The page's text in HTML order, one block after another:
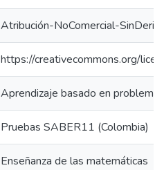
Atribución-NoComercial-
https://creativecommons.org/
Aprendizaje basado en
Pruebas SABER11 (Colombia)
Enseñanza de las matemáticas